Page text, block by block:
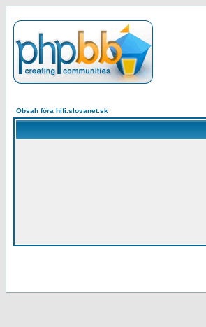
Obsah fóra hifi.slovanet.sk